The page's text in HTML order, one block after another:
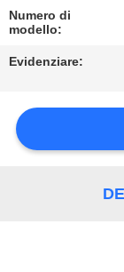
DI
QUALITÀ
Numero di
modello:
Evidenziare: